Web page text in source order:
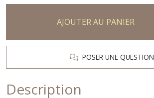
AJOUTER AU PANIER
POSER UNE QUESTION
Description